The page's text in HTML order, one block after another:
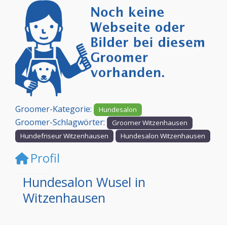
Vorheriges
Groomer-Kategorie: Hundesalon
Groomer-Schlagwörter:
Groomer Witzenhausen
Hundefriseur Witzenhausen
Hundesalon Witzenhausen
Profil
Hundesalon Wusel in
Witzenhausen